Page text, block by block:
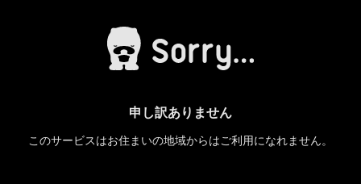
申し訳ありません
このサービスはお住まいの地域からはご利用になれません。